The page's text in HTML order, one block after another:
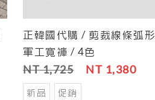
Cart
正韓國代購 / 剪裁線條弧形
軍工寬褲 / 4色
NT 1,725 NT 1,380
新品 促銷